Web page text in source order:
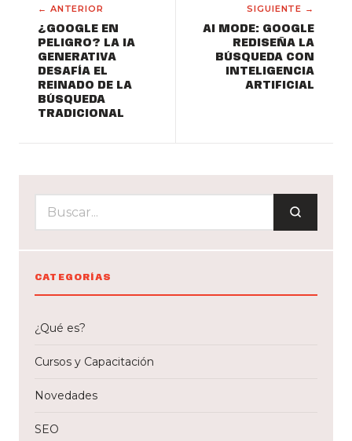
← ANTERIOR
¿GOOGLE EN
PELIGRO? LA IA
GENERATIVA
DESAFÍA EL
REINADO DE LA
BÚSQUEDA
TRADICIONAL
SIGUIENTE →
AI MODE: GOOGLE
REDISEÑA LA
BÚSQUEDA CON
INTELIGENCIA
ARTIFICIAL
CATEGORÍAS
¿Qué es?
Cursos y Capacitación
Novedades
SEO